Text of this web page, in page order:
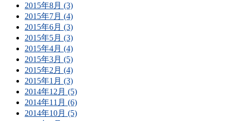
2015年8月 (3)
2015年7月 (4)
2015年6月 (3)
2015年5月 (3)
2015年4月 (4)
2015年3月 (5)
2015年2月 (4)
2015年1月 (3)
2014年12月 (5)
2014年11月 (6)
2014年10月 (5)